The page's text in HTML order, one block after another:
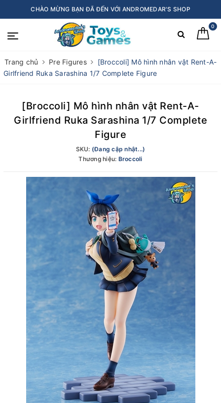
CHÀO MỪNG BẠN ĐÃ ĐẾN VỚI ANDROMEDAR'S SHOP
0
Trang chủ Pre Figures
[Broccoli] Mô hình nhân vật Rent-A-
Girlfriend Ruka Sarashina 1/7 Complete Figure
[Broccoli] Mô hình nhân vật Rent-A-
Girlfriend Ruka Sarashina 1/7 Complete
Figure
SKU: (Đang cập nhật...)
Thương hiệu: Broccoli